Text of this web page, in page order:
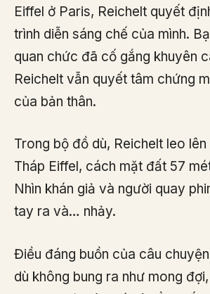
Eiffel ở Paris, Reichelt quyết
trình diễn sáng chế của mình.
quan chức đã cố gắng khuyên
Reichelt vẫn quyết tâm chứng
của bản thân.
Trong bộ đồ dù, Reichelt leo
Tháp Eiffel, cách mặt đất 57
Nhìn khán giả và người quay
tay ra và… nhảy.
Điều đáng buồn của câu
dù không bung ra như mong